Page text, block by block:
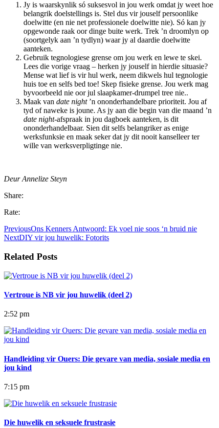
Jy is waarskynlik só suksesvol in jou werk omdat jy weet hoe
belangrik doelstellings is. Stel dus vir jouself persoonlike
doelwitte (en nie net professionele doelwitte nie). Só kan jy
opgewonde raak oor dinge buite werk. Trek ’n droomlyn op
(soortgelyk aan ’n tydlyn) waar jy al daardie doelwitte
aanteken.
Gebruik tegnologiese grense om jou werk en lewe te skei.
Lees die vorige vraag – herken jy jouself in hierdie situasie?
Mense wat lief is vir hul werk, neem dikwels hul tegnologie
huis toe en selfs bed toe! Skep fisieke grense. Jou werk mag
byvoorbeeld nie oor jul slaapkamer-drumpel tree nie..
Maak van date night’n ononderhandelbare prioriteit. Jou af
tyd of naweke is joune. As jy aan die begin van die maand ’n
date night-afspraak in jou dagboek aanteken, is dit
ononderhandelbaar. Sien dit selfs belangriker as enige
werksfunksie en maak seker dat jy dit nooit kanselleer ter
wille van werksverpligtinge nie.
Deur Annelize Steyn
Share:
Rate:
PreviousOns Kenners Antwoord: Ek voel nie soos ‘n bruid nie
NextDIY vir jou huwelik: Fotorits
Related Posts
Vertroue is NB vir jou huwelik (deel 2)
2:52 pm
Handleiding vir Ouers: Die gevare van media, sosiale media en
jou kind
7:15 pm
Die huwelik en seksuele frustrasie